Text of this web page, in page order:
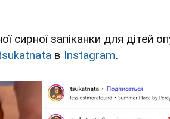
сирної запіканки для дітей
в Instagram.